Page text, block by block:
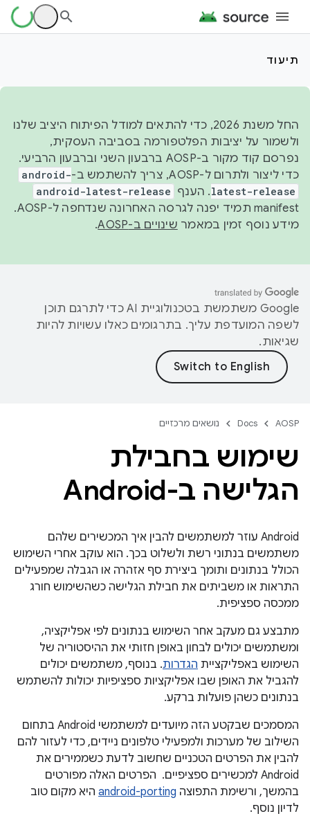
תיעוד
החל משנת 2026, כדי להתאים למודל הפיתוח היציב שלנו
ולשמור על יציבות הפלטפורמה בסביבה העסקית,
נפרסם קוד מקור ב-AOSP ברבעון השני וברבעון הרביעי.
כדי ליצור ולתרום ל-AOSP, צריך להשתמש ב-
android-
latest-release. הענף android-latest-release
manifest תמיד יפנה לגרסה האחרונה שנדחפה ל-AOSP.
מידע נוסף זמין במאמר שינויים ב-AOSP .
‫Google משתמשת בטכנולוגיית AI כדי לתרגם תוכן
לשפה המועדפת עליך. בתרגומים כאלו עשויות להיות
שגיאות.
AOSP
Docs נושאים מרכזיים
שימוש בחבילת
הגלישה ב-Android
Android עוזר למשתמשים להבין איך המכשירים שלהם
משתמשים בנתוני רשת ולשלוט בכך. הוא עוקב אחרי השימוש
הכולל בנתונים ותומך ביצירת סף אזהרה או הגבלה שמפעילים
התראות או משביתים את חבילת הגלישה כשהשימוש חורג
ממכסה ספציפית.
מתבצע גם מעקב אחר השימוש בנתונים לפי אפליקציה,
ומשתמשים יכולים לבחון באופן חזותי את ההיסטוריה של
השימוש באפליקציית הגדרות. בנוסף, משתמשים יכולים
להגביל את האופן שבו אפליקציות ספציפיות יכולות להשתמש
בנתונים כשהן פועלות ברקע.
המסמכים שבקטע הזה מיועדים למשתמשי Android בתחום
השילוב של מערכות ולמפעילי טלפונים ניידים, כדי לעזור להם
להבין את הפרטים הטכניים שחשוב לדעת כשממירים את
Android למכשירים ספציפיים. הפרטים האלה מפורטים
בהמשך, ורשימת התפוצה android-porting היא מקום טוב
לדיון נוסף.